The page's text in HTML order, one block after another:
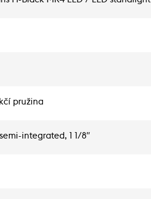
pružina
integrated, 1 1/8′′